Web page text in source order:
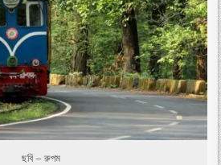
ছবি – রুপম